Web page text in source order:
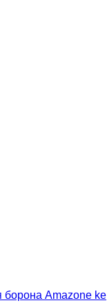
борона Amazone ke